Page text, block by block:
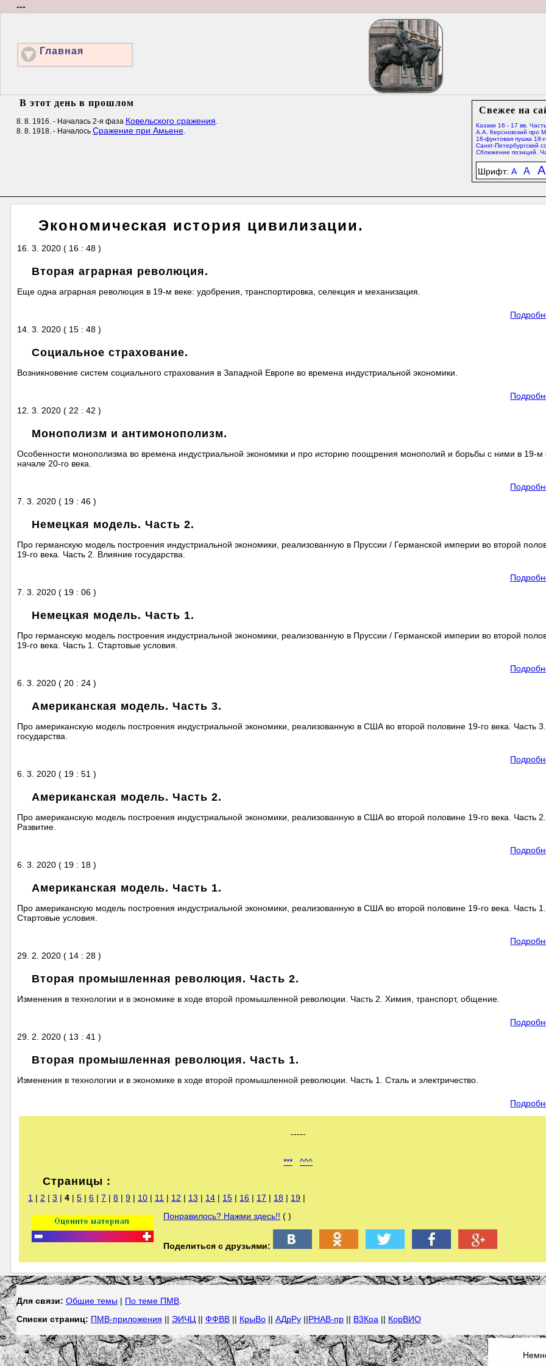
---
Главная
Свежее на
Казаки 16 - 17 вв.
А.А. Керсновский про
18-фунтовая пушка 18-
Санкт-Петербургский
Сближение позиций.
Шрифт:A A A
В этот день в прошлом
8. 8. 1916. - Началась 2-я фаза Ковельского сражения.
8. 8. 1918. - Началось Сражение при Амьене.
Экономическая история цивилизации.
16. 3. 2020 ( 16 : 48 )
Вторая аграрная революция.
Еще одна аграрная революция в 19-м веке: удобрения, транспортировка, селекция и механизация.
14. 3. 2020 ( 15 : 48 )
Социальное страхование.
Возникновение систем социального страхования в Западной Европе во времена индустриальной экономики.
12. 3. 2020 ( 22 : 42 )
Монополизм и антимонополизм.
Особенности монополизма во времена индустриальной экономики и про историю поощрения монополий и борьбы с ними в 19-м
начале 20-го века.
7. 3. 2020 ( 19 : 46 )
Немецкая модель. Часть 2.
Про германскую модель построения индустриальной экономики, реализованную в Пруссии / Германской империи во второй
19-го века. Часть 2. Влияние государства.
7. 3. 2020 ( 19 : 06 )
Немецкая модель. Часть 1.
Про германскую модель построения индустриальной экономики, реализованную в Пруссии / Германской империи во второй
19-го века. Часть 1. Стартовые условия.
6. 3. 2020 ( 20 : 24 )
Американская модель. Часть 3.
Про американскую модель построения индустриальной экономики, реализованную в США во второй половине 19-го века. Часть
государства.
6. 3. 2020 ( 19 : 51 )
Американская модель. Часть 2.
Про американскую модель построения индустриальной экономики, реализованную в США во второй половине 19-го века. Часть 2.
Развитие.
6. 3. 2020 ( 19 : 18 )
Американская модель. Часть 1.
Про американскую модель построения индустриальной экономики, реализованную в США во второй половине 19-го века. Часть 1.
Стартовые условия.
29. 2. 2020 ( 14 : 28 )
Вторая промышленная революция. Часть 2.
Изменения в технологии и в экономике в ходе второй промышленной революции. Часть 2. Химия, транспорт, общение.
29. 2. 2020 ( 13 : 41 )
Вторая промышленная революция. Часть 1.
Изменения в технологии и в экономике в ходе второй промышленной революции. Часть 1. Сталь и электричество.
-----
*** ^^^
Страницы :
1 | 2 |3 | 4 |5 |6 |7 |8 |9 | 10 | 11 | 12 | 13 | 14 | 15 | 16 | 17 | 18 | 19 |
Понравилось? Нажми здесь!! ( )
Поделиться с друзьями:
Для связи: Общие темы | По теме ПМВ.
Списки страниц: ПМВ-приложения || ЭИЧЦ || ФФВВ|| КрыВо|| АДрРу||РНАВ-пр|| В3Коа || КорВИО